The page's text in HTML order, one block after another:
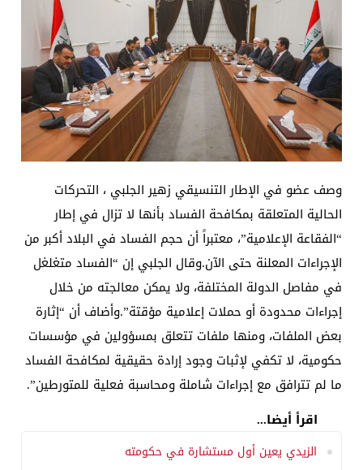
وصف عضو في الإطار التنسيقي زهير الجلبي ، التحركات
الحالية المتعلقة بمكافحة الفساد بأنها لا تزال في إطار
“الفقاعة الإعلامية”، معتبراً أن حجم الفساد في البلاد أكبر من
الإجراءات المعلنة حتى الآن.وقال الجلبي إن “الفساد متغلغل
في مفاصل الدولة المختلفة، ولا يمكن معالجته من خلال
إجراءات محدودة أو حملات إعلامية مؤقتة”.وأضاف أن “إثارة
بعض الملفات، ومنها ملفات تتعلق بمسؤولين في مؤسسات
حكومية، لا تكفي لإثبات وجود إرادة حقيقية لمكافحة الفساد
ما لم تترافق مع إجراءات شاملة ومحاسبة فعلية للمتورطين”.
اقرأ أيضا...
الزيدي يعين أول مستشارة في حكومته